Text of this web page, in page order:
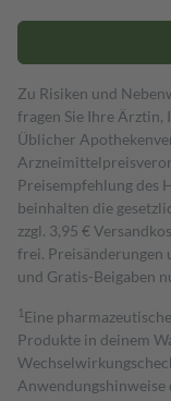
Zu Risiken und
fragen Sie Ihre Ärztin,
Üblicher
Preisempfehlung des
beinhalten die
zzgl. 3,95 €
frei.
und Gratis-Beigaben
1 Eine
Produkte in deinem
Anwendungshinweise